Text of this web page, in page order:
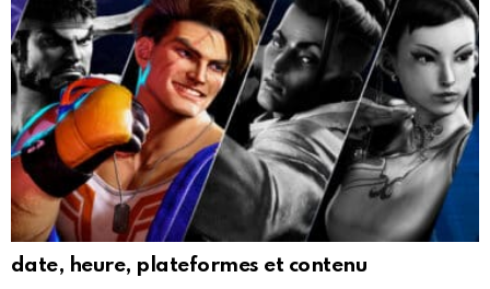
date, heure, plateformes et contenu